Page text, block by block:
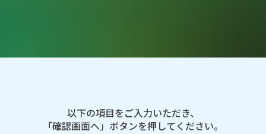
以下の項目をご入力いただき、
「確認画面へ」ボタンを押してください。